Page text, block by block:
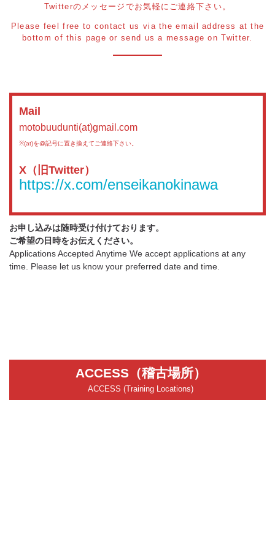
Twitterのメッセージでお気軽にご連絡下さい。
Please feel free to contact us via the email address at the
bottom of this page or send us a message on Twitter.
Mail
motobuudunti(at)gmail.com
※(at)を@記号に置き換えてご連絡下さい。
X（旧Twitter）
https://x.com/enseikanokinawa
お申し込みは随時受け付けております。
ご希望の日時をお伝えください。
Applications Accepted Anytime We accept applications at any
time. Please let us know your preferred date and time.
ACCESS（稽古場所）
ACCESS (Training Locations)